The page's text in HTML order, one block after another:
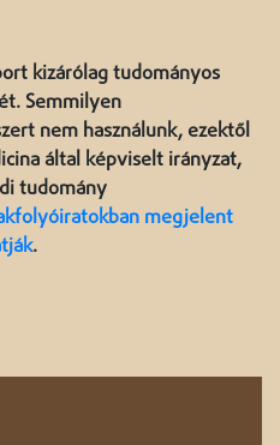
kizárólag tudományos
Semmilyen
nem használunk, ezektől
által képviselt irányzat,
tudomány
megjelent
.